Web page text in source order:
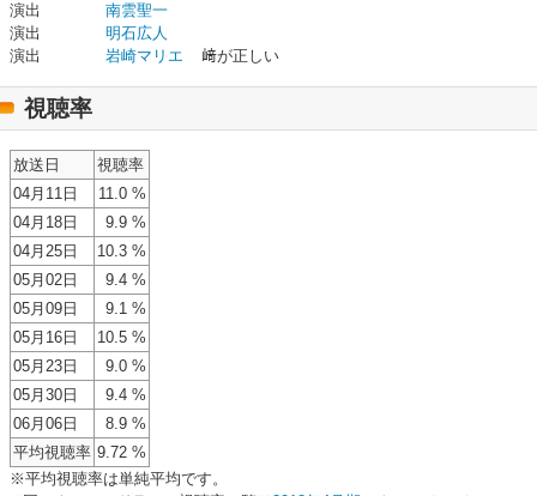
演出
南雲聖一
演出
明石広人
演出
岩崎マリエ 﨑が正しい
視聴率
放送日
視聴率
04月11日
11.0 %
04月18日
9.9 %
04月25日
10.3 %
05月02日
9.4 %
05月09日
9.1 %
05月16日
10.5 %
05月23日
9.0 %
05月30日
9.4 %
06月06日
8.9 %
平均視聴率 9.72 %
※平均視聴率は単純平均です。